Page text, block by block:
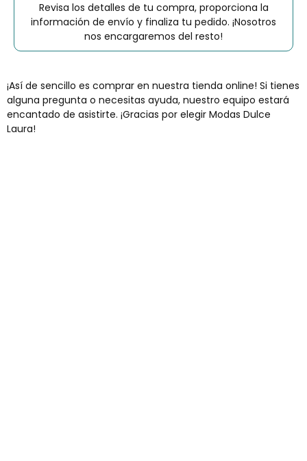
Revisa los detalles de tu compra, proporciona la
información de envío y finaliza tu pedido. ¡Nosotros
nos encargaremos del resto!
¡Así de sencillo es comprar en nuestra tienda online! Si tienes
alguna pregunta o necesitas ayuda, nuestro equipo estará
encantado de asistirte. ¡Gracias por elegir Modas Dulce
Laura!